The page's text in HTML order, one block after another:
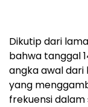
Dikutip dari
bahwa tanggal
angka awal dari
yang
frekuensi